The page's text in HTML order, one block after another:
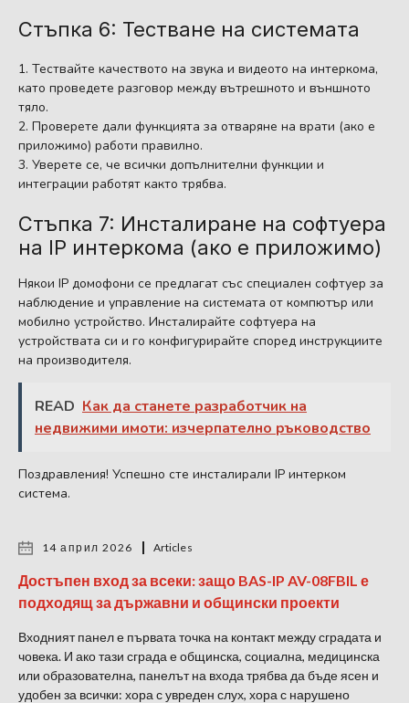
Стъпка 6: Тестване на системата
Тествайте качеството на звука и видеото на интеркома,
като проведете разговор между вътрешното и външното
тяло.
Проверете дали функцията за отваряне на врати (ако е
приложимо) работи правилно.
Уверете се, че всички допълнителни функции и
интеграции работят както трябва.
Стъпка 7: Инсталиране на софтуера
на IP интеркома (ако е приложимо)
Някои IP домофони се предлагат със специален софтуер за
наблюдение и управление на системата от компютър или
мобилно устройство. Инсталирайте софтуера на
устройствата си и го конфигурирайте според инструкциите
на производителя.
READ Как да станете разработчик на
недвижими имоти: изчерпателно ръководство
Поздравления! Успешно сте инсталирали IP интерком
система.
14 април 2026 Articles
Достъпен вход за всеки: защо BAS-IP AV-08FBIL е
подходящ за държавни и общински проекти
Входният панел е първата точка на контакт между сградата и
човека. И ако тази сграда е общинска, социална, медицинска
или образователна, панелът на входа трябва да бъде ясен и
удобен за всички: хора с увреден слух, хора с нарушено